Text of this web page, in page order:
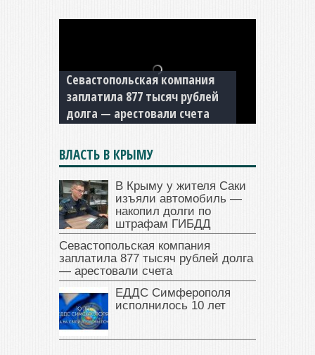
Севастопольская компания
заплатила 877 тысяч рублей
долга — арестовали счета
ВЛАСТЬ В КРЫМУ
В Крыму у жителя Саки
изъяли автомобиль —
накопил долги по
штрафам ГИБДД
Севастопольская компания
заплатила 877 тысяч рублей долга
— арестовали счета
ЕДДС Симферополя
исполнилось 10 лет